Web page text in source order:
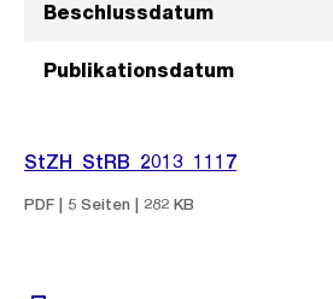
Beschlussdatum
Publikationsdatum
StZH_StRB_2013_1117
PDF | 5 Seiten | 282 KB